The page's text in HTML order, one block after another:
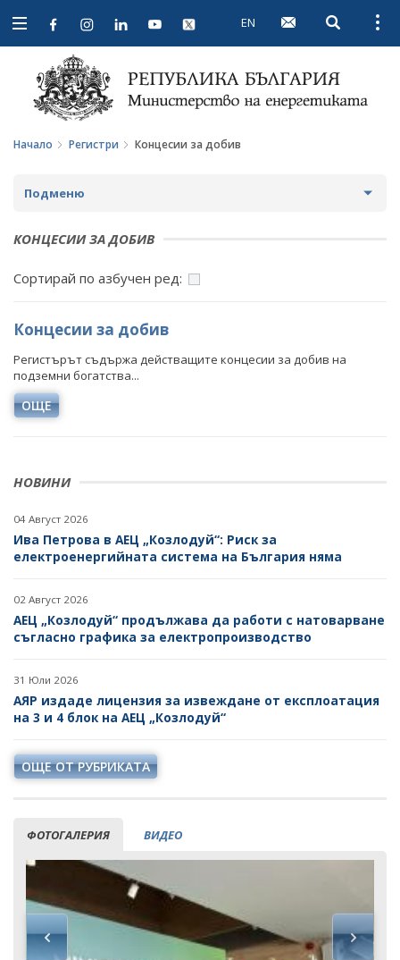
Open
navigation
EN Open
Начало Регистри Концесии за добив
НОВИНИ
04 Август 2026
Ива Петрова в АЕЦ „Козлодуй“: Риск за
електроенергийната система на България няма
02 Август 2026
АЕЦ „Козлодуй“ продължава да работи с натоварване
съгласно графика за електропроизводство
31 Юли 2026
АЯР издаде лицензия за извеждане от експлоатация
на 3 и 4 блок на АЕЦ „Козлодуй“
ОЩЕ ОТ РУБРИКАТА
ФОТОГАЛЕРИЯ ВИДЕО
Подменю
ЛИЦЕНЗИОННИ РЕЖИМИ
РАЗРЕШЕНИЯ ЗА ТЪРСЕНЕ И/ИЛИ ПРОУЧВАНЕ
РЕГИСТЪР НА ИЗДАДЕНИТЕ РАЗРЕШИТЕЛНИ ЗА
УПРАВЛЕНИЕ НА СЪОРЪЖЕНИЯ ЗА МИННИ ОТПАДЪЦИ
СПИСЪК НА ЗАКРИТИТЕ, ВКЛЮЧИТЕЛНО И НА
ИЗОСТАВЕНИТЕ СЪОРЪЖЕНИЯ ЗА МИННИ ОТПАДЪЦИ
ПОСТЪПИЛИ ЗАЯВЛЕНИЯ И ПРЕДОСТАВЕНИ ПОМОЩИ
РАЗХОДИТЕ ЗА ЕНЕРГИЯ ОТ ВЪЗОБНОВЯЕМИ
ИЗТОЧНИЦИ
РАЗХОДИ НА ТЪРГОВСКИ ДРУЖЕСТВА
ДОКЛАДВАНЕ ПО РЕГЛАМЕНТ (ЕС) 2024/1787
КОНЦЕСИИ ЗА ДОБИВ
Сортирай по азбучен ред:
Концесии за добив
Регистърът съдържа действащите концесии за добив на
подземни богатства...
ОЩЕ